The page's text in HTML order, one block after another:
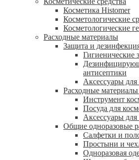
Косметика Histomer
Косметологические
Косметологические
Расходные материалы
Защита и
Гигиенические
антисептики
Аксессуары для
Расходные
Инструмент
Посуда для
Аксессуары для
Общие одноразовые
Салфетки и
Простыни и
Одноразовая